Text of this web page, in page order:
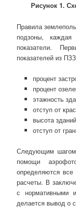
Рисунок 1.
Правила
подзоны,
показатели.
показателей из
процент
процент
этажность
отступ от
высота
отступ от
Следующим шагом
помощи
определяются все
расчеты. В
с нормативными
делается вывод о